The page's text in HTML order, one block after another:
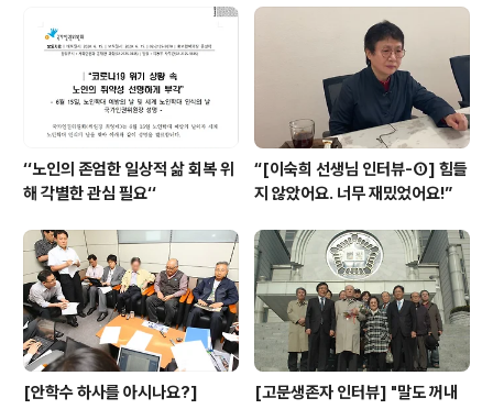
‘‘노인의 존엄한 일상적 삶 회복 위
해 각별한 관심 필요‘‘
“[이숙희 선생님 인터뷰-①] 힘들
지 않았어요. 너무 재밌었어요!”
[안학수 하사를 아시나요?]
[고문생존자 인터뷰] "말도 꺼내